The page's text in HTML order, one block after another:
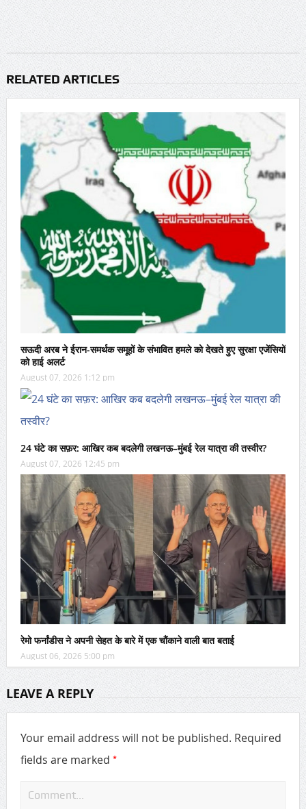
RELATED ARTICLES
सऊदी अरब ने ईरान-समर्थक समूहों के संभावित हमले को देखते हुए सुरक्षा एजेंसियों
को हाई अलर्ट
August 07, 2026 1:12 pm
24 घंटे का सफ़र: आखिर कब बदलेगी लखनऊ–मुंबई रेल यात्रा की तस्वीर?
August 07, 2026 12:45 pm
रेमो फर्नांडीस ने अपनी सेहत के बारे में एक चौंकाने वाली बात बताई
August 06, 2026 5:00 pm
LEAVE A REPLY
Your email address will not be published. Required
fields are marked *